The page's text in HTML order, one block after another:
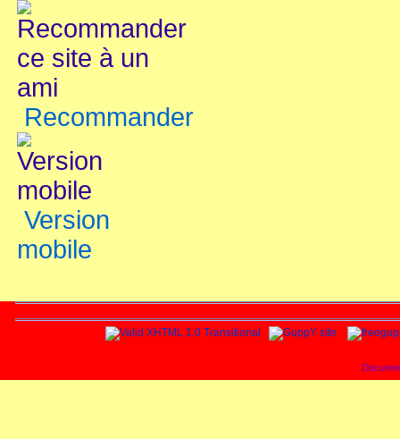
Recommander
Version
mobile